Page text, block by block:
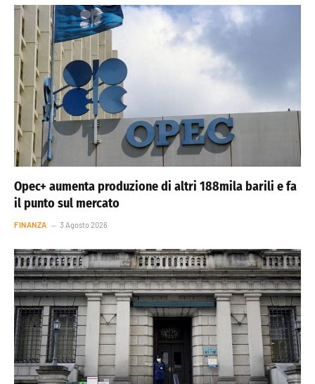
Opec+ aumenta produzione di altri 188mila barili e fa
il punto sul mercato
FINANZA 3 Agosto 2026